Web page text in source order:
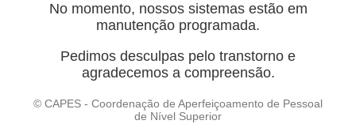
No momento, nossos sistemas estão em
manutenção programada.
Pedimos desculpas pelo transtorno e
agradecemos a compreensão.
© CAPES - Coordenação de Aperfeiçoamento de Pessoal
de Nível Superior